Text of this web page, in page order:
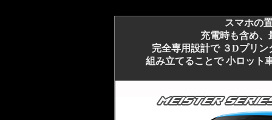
スマホの
充電時も含め、
完全専用設計で ３Dプリ
組み立てることで 小ロット